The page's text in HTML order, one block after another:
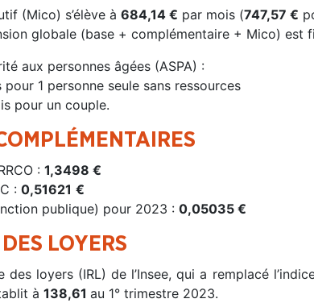
(Mico) s’élève à 684,14 € par mois (747,57 €
globale (base + complémentaire + Mico) est
aux personnes âgées (ASPA) :
pour 1 personne seule sans ressources
pour un couple.
: 1,3498 €
: 0,51621 €
publique) pour 2023 : 0,05035 €
LOYERS
des loyers (IRL) de l’Insee, qui a remplacé
à 138,61 au 1° trimestre 2023.